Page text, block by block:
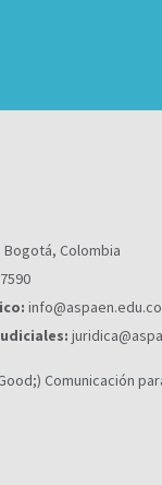
Bogotá, Colombia
info@aspaen.edu.co
Comunicación